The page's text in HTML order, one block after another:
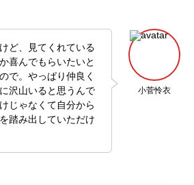
小菅怜衣
ど、見てくれている
喜んでもらいたいと
で。やっぱり仲良く
沢山いると思うんで
じゃなくて自分から
踏み出していただけ